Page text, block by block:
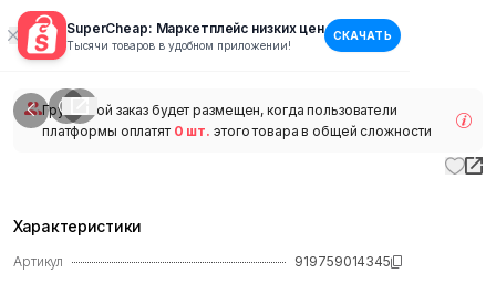
SuperCheap: Маркетплейс низких цен
Тысячи товаров в удобном приложении!
СКАЧАТЬ
1/
Групповой заказ будет размещен, когда пользователи
платформы оплатят 0 шт. этого товара в общей сложности
Характеристики
Артикул 919759014345